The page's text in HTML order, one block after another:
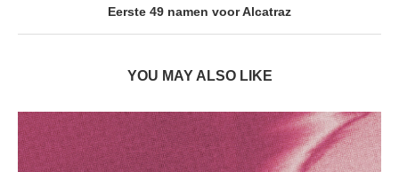
Eerste 49 namen voor Alcatraz
YOU MAY ALSO LIKE